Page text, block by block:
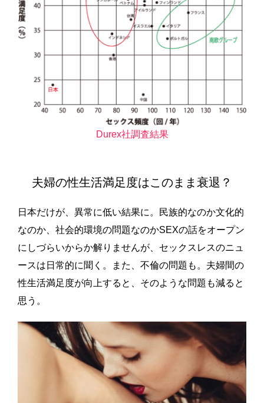
Durex社調査結果
夫婦の性生活満足度はこのまま衰退？
日本だけが、異常に低い結果に。民族的なのか文化的
なのか、社会的環境の問題なのかSEXの話をオープン
にしづらいからか解りませんが、セックスレスのニュ
ースは日常的に聞く。また、不倫の問題も。夫婦間の
性生活満足度が向上すると、そのような問題も減ると
思う。